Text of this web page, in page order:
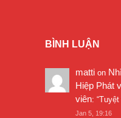
BÌNH LUẬN
matti on
Hiệp Phát
viên: “
Jan 5, 19:16